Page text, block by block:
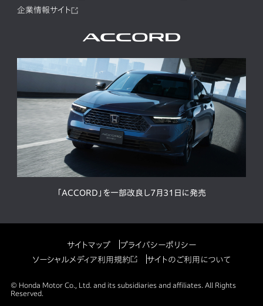
企業情報サイト
「ACCORD」を一部改良し7月31日に発売
サイトマップ
プライバシーポリシー
ソーシャルメディア利用規約
サイトのご利用について
© Honda Motor Co., Ltd. and its subsidiaries and affiliates. All Rights
Reserved.